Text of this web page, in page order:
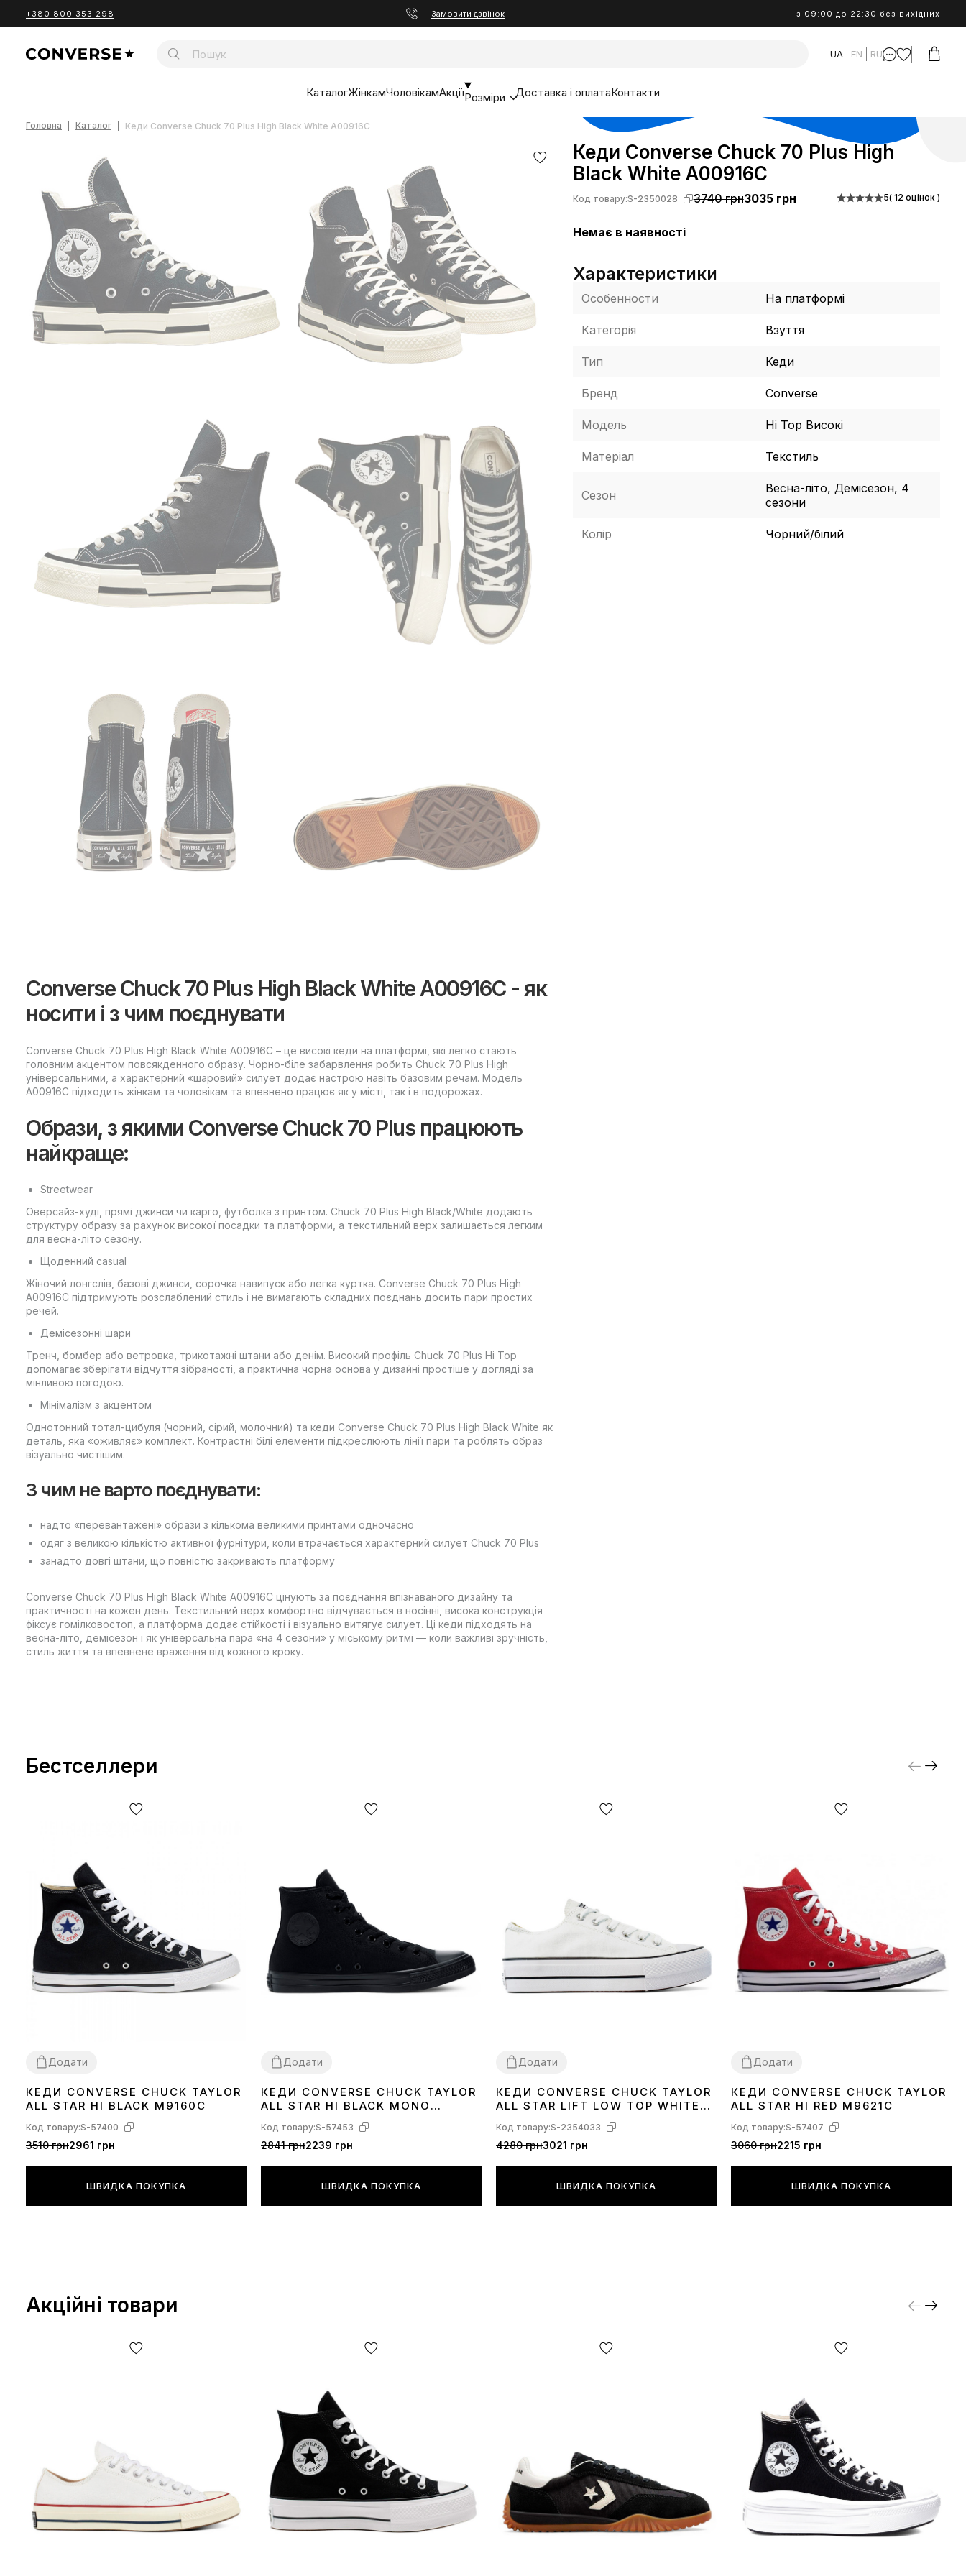
+380 800 353 298 Замовити дзвінок з 09:00 до 22:30 без вихідних
UA EN RU
КаталогЖінкамЧоловікамАкціїРозміри Доставка і оплатаКонтакти
Головна Каталог Кеди Converse Chuck 70 Plus High Black White A00916C
Converse Chuck 70 Plus High Black White A00916C - як
носити і з чим поєднувати
Converse Chuck 70 Plus High Black White A00916C – це високі кеди на платформі, які легко стають
головним акцентом повсякденного образу. Чорно-біле забарвлення робить Chuck 70 Plus High
універсальними, а характерний «шаровий» силует додає настрою навіть базовим речам. Модель
A00916C підходить жінкам та чоловікам та впевнено працює як у місті, так і в подорожах.
Образи, з якими Converse Chuck 70 Plus працюють
найкраще:
Streetwear
Оверсайз-худі, прямі джинси чи карго, футболка з принтом. Chuck 70 Plus High Black/White додають
структуру образу за рахунок високої посадки та платформи, а текстильний верх залишається легким
для весна-літо сезону.
Щоденний casual
Жіночий лонгслів, базові джинси, сорочка навипуск або легка куртка. Converse Chuck 70 Plus High
A00916C підтримують розслаблений стиль і не вимагають складних поєднань досить пари простих
речей.
Демісезонні шари
Тренч, бомбер або ветровка, трикотажні штани або денім. Високий профіль Chuck 70 Plus Hi Top
допомагає зберігати відчуття зібраності, а практична чорна основа у дизайні простіше у догляді за
мінливою погодою.
Мінімалізм з акцентом
Однотонний тотал-цибуля (чорний, сірий, молочний) та кеди Converse Chuck 70 Plus High Black White як
деталь, яка «оживляє» комплект. Контрастні білі елементи підкреслюють лінії пари та роблять образ
візуально чистішим.
З чим не варто поєднувати:
надто «перевантажені» образи з кількома великими принтами одночасно
одяг з великою кількістю активної фурнітури, коли втрачається характерний силует Chuck 70 Plus
занадто довгі штани, що повністю закривають платформу
Converse Chuck 70 Plus High Black White A00916C цінують за поєднання впізнаваного дизайну та
практичності на кожен день. Текстильний верх комфортно відчувається в носінні, висока конструкція
фіксує гомілковостоп, а платформа додає стійкості і візуально витягує силует. Ці кеди підходять на
весна-літо, демісезон і як універсальна пара «на 4 сезони» у міському ритмі — коли важливі зручність,
стиль життя та впевнене враження від кожного кроку.
Кеди Converse Chuck 70 Plus High
Black White A00916C
Код товару:S-2350028 3740 грн3035 грн 5( 12 оцінок )
Немає в наявності
Характеристики
Особенности На платформі
Категорія Взуття
Тип Кеди
Бренд Converse
Модель Hi Top Високі
Матеріал Текстиль
Сезон
Весна-літо, Демісезон, 4
сезони
Колір Чорний/білий
Бестселлери
Додати
36373839 40 41424344
КЕДИ CONVERSE CHUCK TAYLOR
ALL STAR HI BLACK M9160C
Код товару:S-57400
3510 грн2961 грн
ШВИДКА ПОКУПКА
Додати
36373839 40 41424344
КЕДИ CONVERSE CHUCK TAYLOR
ALL STAR HI BLACK MONO
Код товару:S-57453
2841 грн2239 грн
ШВИДКА ПОКУПКА
Додати
41424344
КЕДИ CONVERSE CHUCK TAYLOR
ALL STAR LIFT LOW TOP WHITE
Код товару:S-2354033
4280 грн3021 грн
ШВИДКА ПОКУПКА
Додати
36373940 41 424344
КЕДИ CONVERSE CHUCK TAYLOR
ALL STAR HI RED M9621C
Код товару:S-57407
3060 грн2215 грн
ШВИДКА ПОКУПКА
Акційні товари